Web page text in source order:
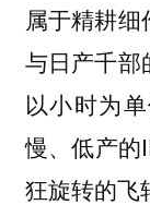
属于精耕
与日产千部
以小时为
慢、低产的
狂旋转的飞